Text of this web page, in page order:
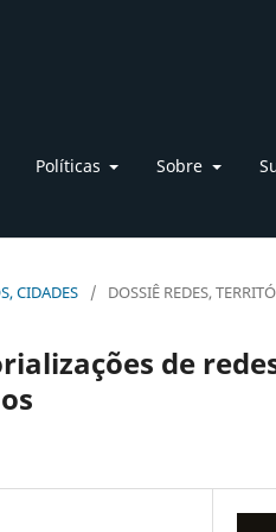
Políticas Sobre
CIDADES / DOSSIÊ REDES,
de